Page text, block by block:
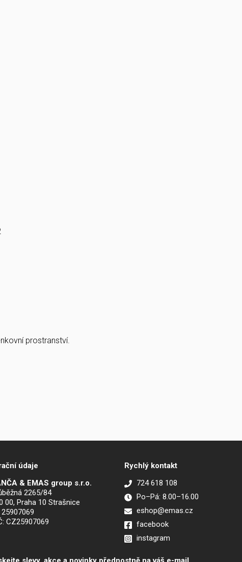
prostranství.
údaje
& EMAS group s.r.o.
2265/84
00, Praha 10 Strašnice
25907069
CZ25907069
Rychlý kontakt
724 618 108
Po–Pá: 8.00–16.00
eshop@emas.cz
facebook
instagram